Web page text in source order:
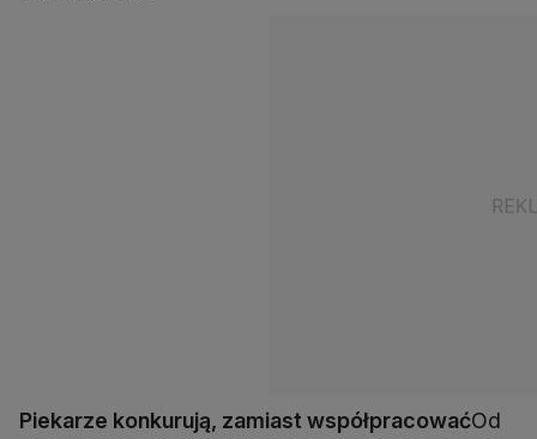
Piekarze konkurują, zamiast współpracowaćOd